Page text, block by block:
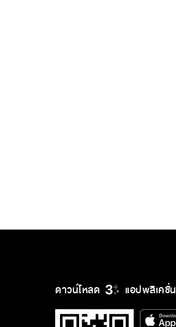
ดาวน์โหลด แอปพลิเคชั่น